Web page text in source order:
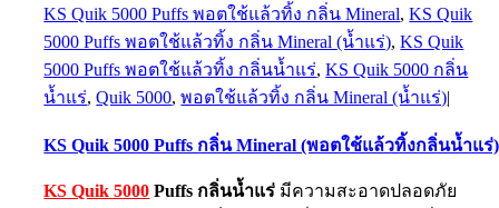
KS Quik 5000 Puffs พอตใช้แล้วทิ้ง กลิ่น Mineral,KS Quik
5000 Puffs พอตใช้แล้วทิ้ง กลิ่น Mineral (น้ำแร่),KS Quik
5000 Puffs พอตใช้แล้วทิ้ง กลิ่นน้ำแร่,KS Quik 5000 กลิ่น
น้ำแร่,Quik 5000,พอตใช้แล้วทิ้ง กลิ่น Mineral (น้ำแร่)|
KS Quik 5000 Puffs กลิ่น Mineral (พอตใช้แล้วทิ้งกลิ่นน้ำแร่)
KS Quik 5000 Puffs กลิ่นน้ำแร่ มีความสะอาดปลอดภัย